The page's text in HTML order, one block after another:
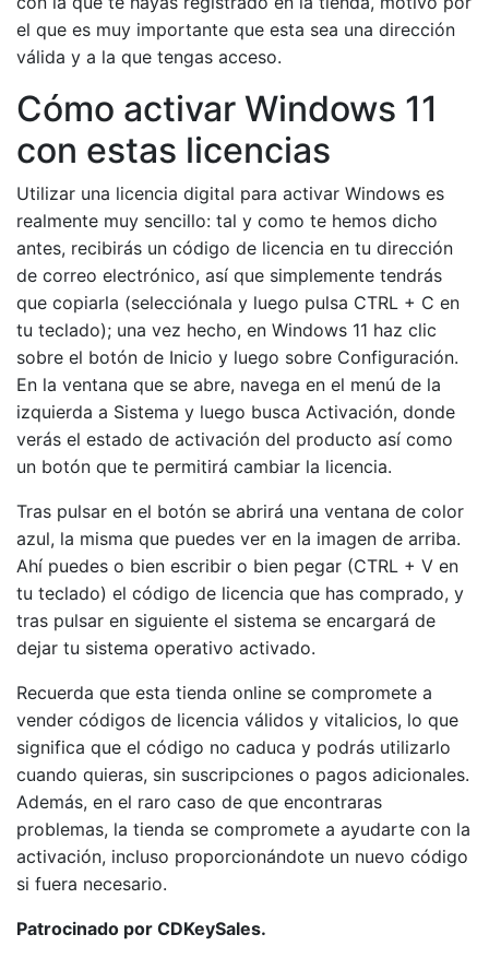
el que es muy importante que esta sea una dirección
válida y a la que tengas acceso.
Cómo activar Windows 11
con estas licencias
Utilizar una licencia digital para activar Windows es
realmente muy sencillo: tal y como te hemos dicho
antes, recibirás un código de licencia en tu dirección
de correo electrónico, así que simplemente tendrás
que copiarla (selecciónala y luego pulsa CTRL + C en
tu teclado); una vez hecho, en Windows 11 haz clic
sobre el botón de Inicio y luego sobre Configuración.
En la ventana que se abre, navega en el menú de la
izquierda a Sistema y luego busca Activación, donde
verás el estado de activación del producto así como
un botón que te permitirá cambiar la licencia.
Tras pulsar en el botón se abrirá una ventana de color
azul, la misma que puedes ver en la imagen de arriba.
Ahí puedes o bien escribir o bien pegar (CTRL + V en
tu teclado) el código de licencia que has comprado, y
tras pulsar en siguiente el sistema se encargará de
dejar tu sistema operativo activado.
Recuerda que esta tienda online se compromete a
vender códigos de licencia válidos y vitalicios, lo que
significa que el código no caduca y podrás utilizarlo
cuando quieras, sin suscripciones o pagos adicionales.
Además, en el raro caso de que encontraras
problemas, la tienda se compromete a ayudarte con la
activación, incluso proporcionándote un nuevo código
si fuera necesario.
Patrocinado por CDKeySales.